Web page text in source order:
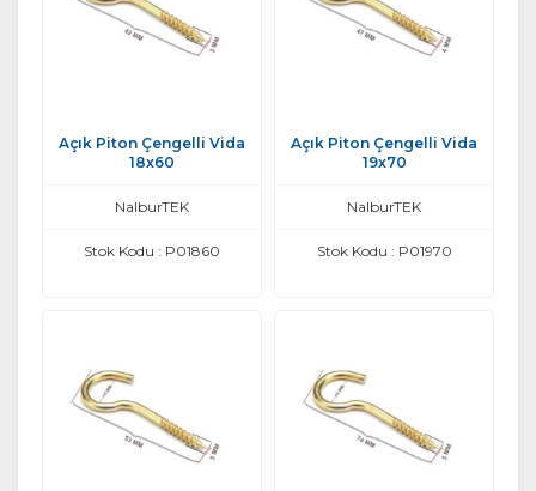
Açık Piton Çengelli Vida
18x60
NalburTEK
Stok Kodu : P01860
Açık Piton Çengelli Vida
19x70
NalburTEK
Stok Kodu : P01970